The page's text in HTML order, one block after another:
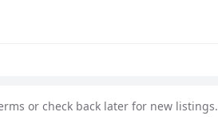
or check back later for new listings.